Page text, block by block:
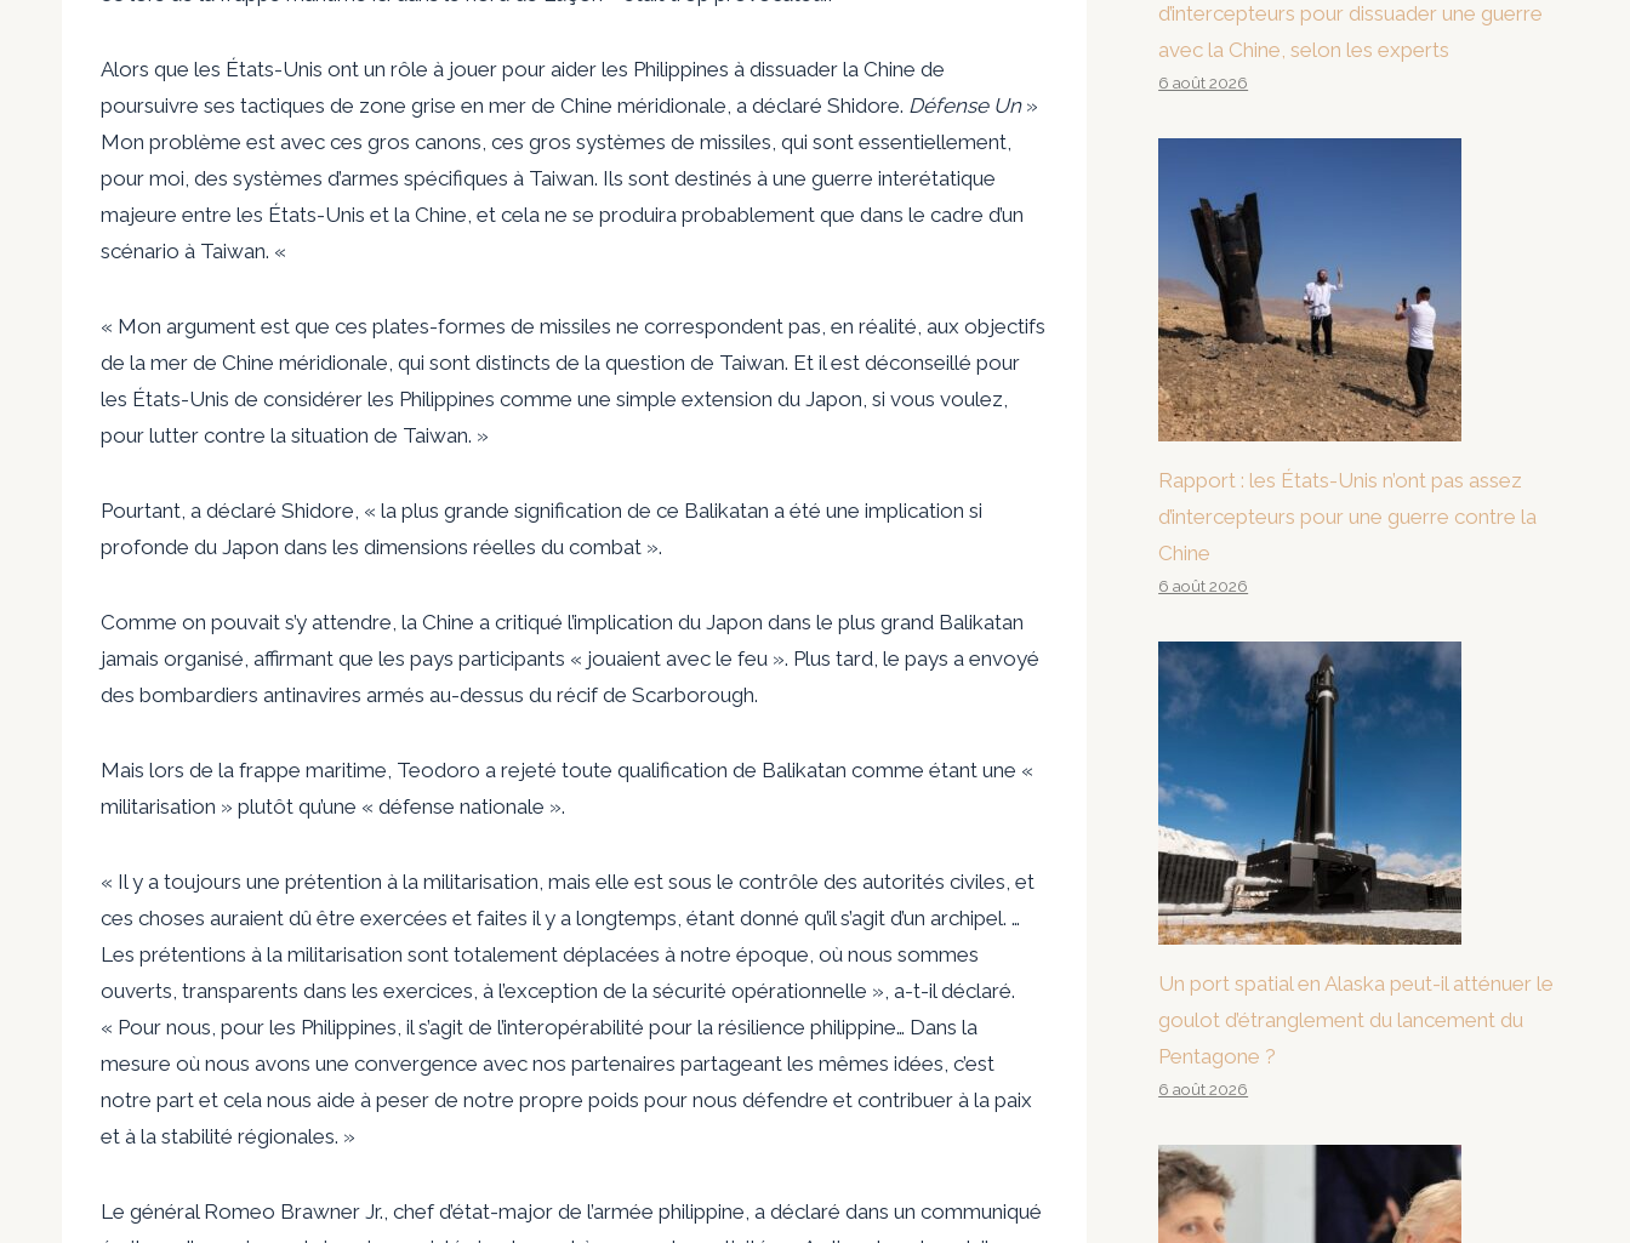
Alors que les États-Unis ont un rôle à jouer pour aider les Philippines à dissuader la Chine de
poursuivre ses tactiques de zone grise en mer de Chine méridionale, a déclaré Shidore. Défense Un»
Mon problème est avec ces gros canons, ces gros systèmes de missiles, qui sont essentiellement,
pour moi, des systèmes d’armes spécifiques à Taiwan. Ils sont destinés à une guerre interétatique
majeure entre les États-Unis et la Chine, et cela ne se produira probablement que dans le cadre d’un
scénario à Taiwan. «
« Mon argument est que ces plates-formes de missiles ne correspondent pas, en réalité, aux objectifs
de la mer de Chine méridionale, qui sont distincts de la question de Taiwan. Et il est déconseillé pour
les États-Unis de considérer les Philippines comme une simple extension du Japon, si vous voulez,
pour lutter contre la situation de Taiwan. »
Pourtant, a déclaré Shidore, « la plus grande signification de ce Balikatan a été une implication si
profonde du Japon dans les dimensions réelles du combat ».
Comme on pouvait s’y attendre, la Chine a critiqué l’implication du Japon dans le plus grand Balikatan
jamais organisé, affirmant que les pays participants « jouaient avec le feu ». Plus tard, le pays a envoyé
des bombardiers antinavires armés au-dessus du récif de Scarborough.
Mais lors de la frappe maritime, Teodoro a rejeté toute qualification de Balikatan comme étant une «
militarisation » plutôt qu’une « défense nationale ».
« Il y a toujours une prétention à la militarisation, mais elle est sous le contrôle des autorités civiles, et
ces choses auraient dû être exercées et faites il y a longtemps, étant donné qu’il s’agit d’un archipel. …
Les prétentions à la militarisation sont totalement déplacées à notre époque, où nous sommes
ouverts, transparents dans les exercices, à l’exception de la sécurité opérationnelle », a-t-il déclaré.
« Pour nous, pour les Philippines, il s’agit de l’interopérabilité pour la résilience philippine… Dans la
mesure où nous avons une convergence avec nos partenaires partageant les mêmes idées, c’est
notre part et cela nous aide à peser de notre propre poids pour nous défendre et contribuer à la paix
et à la stabilité régionales. »
Le général Romeo Brawner Jr., chef d’état-major de l’armée philippine, a déclaré dans un communiqué
d’intercepteurs pour dissuader une guerre
avec la Chine, selon les experts
6 août 2026
Rapport : les États-Unis n’ont pas assez
d’intercepteurs pour une guerre contre la
Chine
6 août 2026
Un port spatial en Alaska peut-il atténuer le
goulot d’étranglement du lancement du
Pentagone ?
6 août 2026